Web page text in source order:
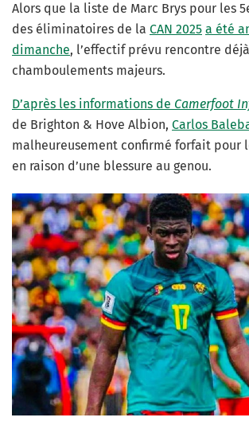
Alors que la liste de Marc Brys pour les
des éliminatoires de la CAN 2025 a été
dimanche, l’effectif prévu rencontre
chamboulements majeurs.
D’après les informations de Camerfoot
de Brighton & Hove Albion, Carlos
malheureusement confirmé forfait pour
en raison d’une blessure au genou.